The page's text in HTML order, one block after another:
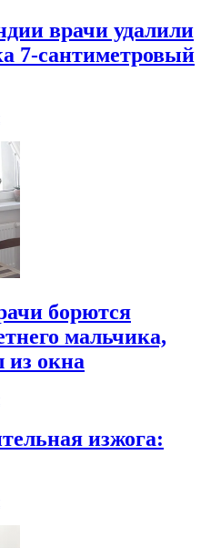
врачи удалили
7-сантиметровый
борются
мальчика,
окна
изжога: